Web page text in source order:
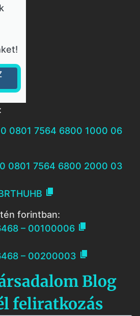
0801 7564 6800 1000 06
0801 7564 6800 2000 03

forintban:
– 00100006 
– 00200003 
Blog
feliratkozás